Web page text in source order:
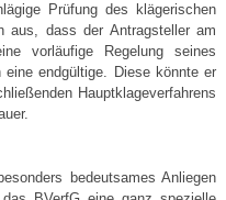
Prüfung des klägerischen
aus, dass der Antragsteller am
vorläufige Regelung seines
endgültige. Diese könnte er
Hauptklageverfahrens
bedeutsames Anliegen